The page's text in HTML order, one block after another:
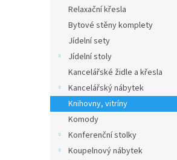
Relaxační křesla
Bytové stěny komplety
Jídelní sety
Jídelní stoly
Kancelářské židle a křesla
Kancelářský nábytek
Knihovny, vitríny
Komody
Konferenční stolky
Koupelnový nábytek